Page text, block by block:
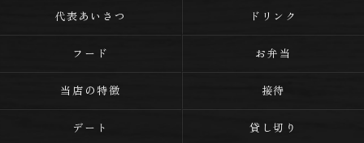
代表あいさつ ドリンク
フード お弁当
当店の特徴 接待
デート 貸し切り